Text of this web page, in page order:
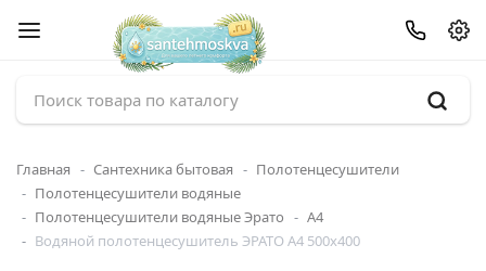
Главная Сантехника бытовая
Полотенцесушители
Полотенцесушители водяные
Полотенцесушители водяные Эрато
А4
Водяной полотенцесушитель ЭРАТО А4 500x400